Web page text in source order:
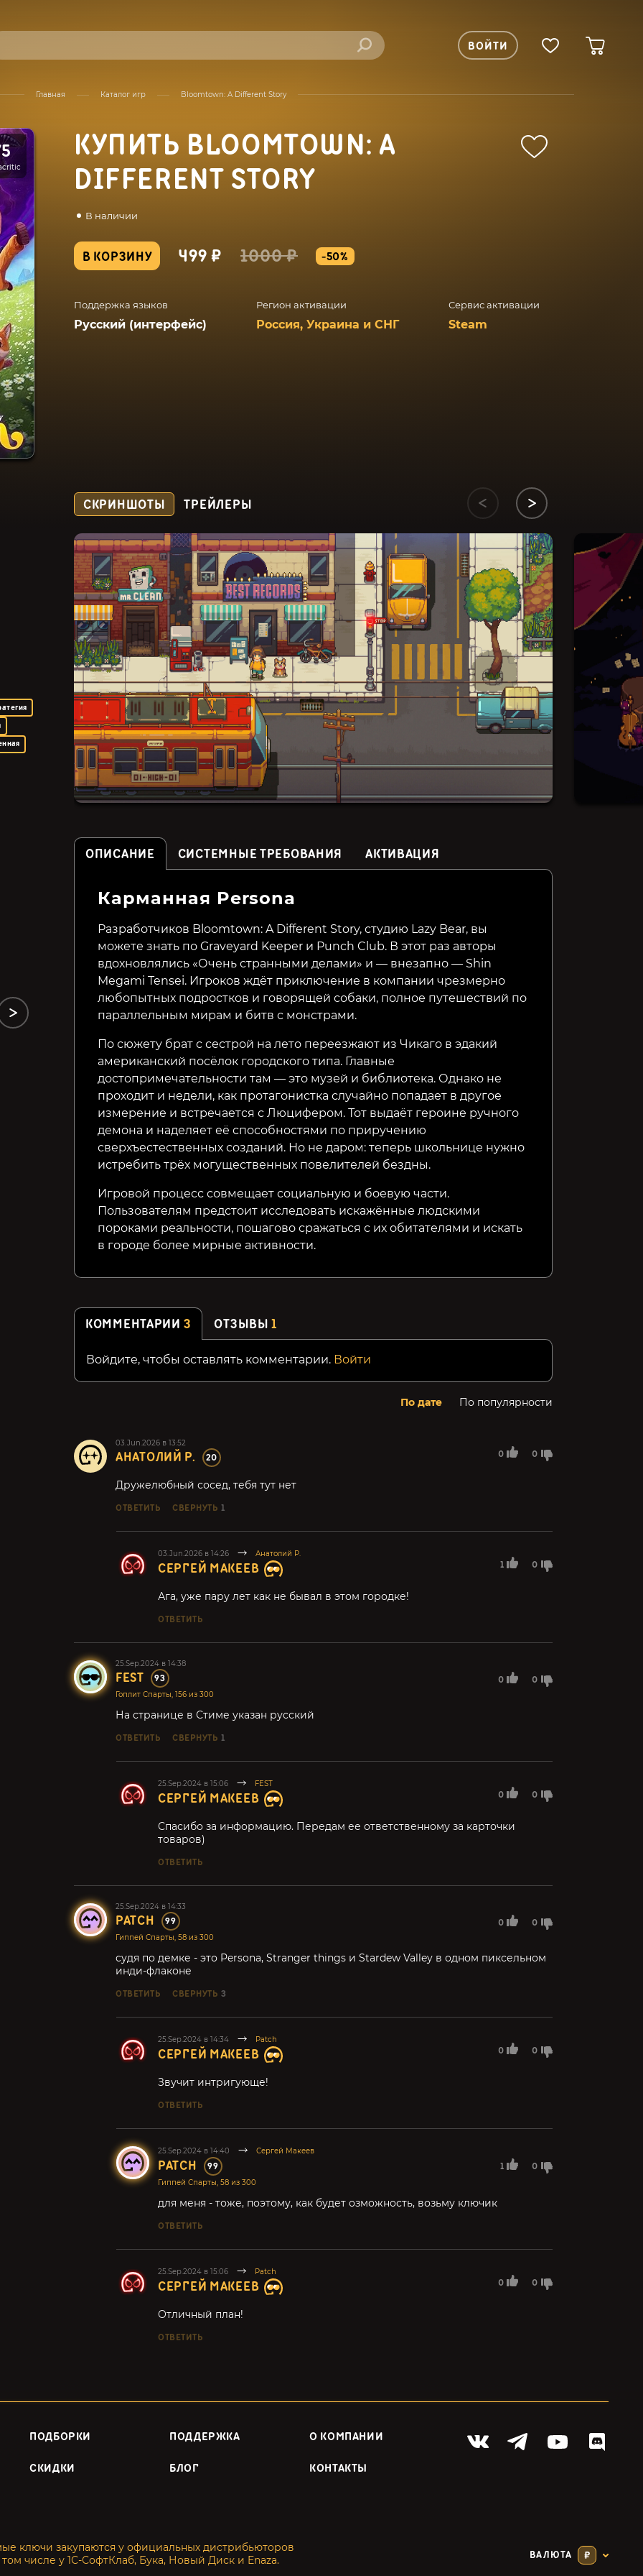
ВОЙТИ
Главная Каталог игр Bloomtown: A Different Story
КУПИТЬ BLOOMTOWN: A
DIFFERENT STORY
В наличии
В КОРЗИНУ 499 ₽ 1000 ₽ -50%
Поддержка языков
Русский (интерфейс)
Регион активации
Россия, Украина и СНГ
Сервис активации
Steam
СКРИНШОТЫ ТРЕЙЛЕРЫ
66% 399₽ 73% 179₽ 11% 289₽
ОПИСАНИЕ СИСТЕМНЫЕ ТРЕБОВАНИЯ АКТИВАЦИЯ
Карманная Persona
Разработчиков Bloomtown: A Different Story, студию Lazy Bear, вы
можете знать по Graveyard Keeper и Punch Club. В этот раз авторы
вдохновлялись «Очень странными делами» и — внезапно — Shin
Megami Tensei. Игроков ждёт приключение в компании чрезмерно
любопытных подростков и говорящей собаки, полное путешествий по
параллельным мирам и битв с монстрами.
По сюжету брат с сестрой на лето переезжают из Чикаго в эдакий
американский посёлок городского типа. Главные
достопримечательности там — это музей и библиотека. Однако не
проходит и недели, как протагонистка случайно попадает в другое
измерение и встречается с Люцифером. Тот выдаёт героине ручного
демона и наделяет её способностями по приручению
сверхъестественных созданий. Но не даром: теперь школьнице нужно
истребить трёх могущественных повелителей бездны.
Игровой процесс совмещает социальную и боевую части.
Пользователям предстоит исследовать искажённые людскими
пороками реальности, пошагово сражаться с их обитателями и искать
в городе более мирные активности.
КОММЕНТАРИИ 3 ОТЗЫВЫ1
Войдите, чтобы оставлять комментарии. Войти
По дате По популярности
03.Jun.2026 в 13:52
АНАТОЛИЙ Р. 20 0 0
Дружелюбный сосед, тебя тут нет
ОТВЕТИТЬ СВЕРНУТЬ 1
03.Jun.2026 в 14:26 Анатолий Р.
СЕРГЕЙ МАКЕЕВ 1 0
Ага, уже пару лет как не бывал в этом городке!
ОТВЕТИТЬ
25.Sep.2024 в 14:38
FEST 93
Гоплит Спарты, 156 из 300
0 0
На странице в Стиме указан русский
ОТВЕТИТЬ СВЕРНУТЬ 1
25.Sep.2024 в 15:06 FEST
СЕРГЕЙ МАКЕЕВ 0 0
Спасибо за информацию. Передам ее ответственному за карточки
товаров)
ОТВЕТИТЬ
25.Sep.2024 в 14:33
PATCH 99
Гиппей Спарты, 58 из 300
0 0
судя по демке - это Persona, Stranger things и Stardew Valley в одном пиксельном
инди-флаконе
ОТВЕТИТЬ СВЕРНУТЬ 3
25.Sep.2024 в 14:34 Patch
СЕРГЕЙ МАКЕЕВ 0 0
Звучит интригующе!
ОТВЕТИТЬ
25.Sep.2024 в 14:40 Сергей Макеев
PATCH 99
Гиппей Спарты, 58 из 300
1 0
для меня - тоже, поэтому, как будет озможность, возьму ключик
ОТВЕТИТЬ
25.Sep.2024 в 15:06 Patch
СЕРГЕЙ МАКЕЕВ 0 0
Отличный план!
ОТВЕТИТЬ
ПОДБОРКИ ПОДДЕРЖКА О КОМПАНИИ
СКИДКИ БЛОГ КОНТАКТЫ
ключи закупаются у официальных дистрибьюторов
числе у 1С-СофтКлаб, Бука, Новый Диск и Enaza.
ВАЛЮТА ₽